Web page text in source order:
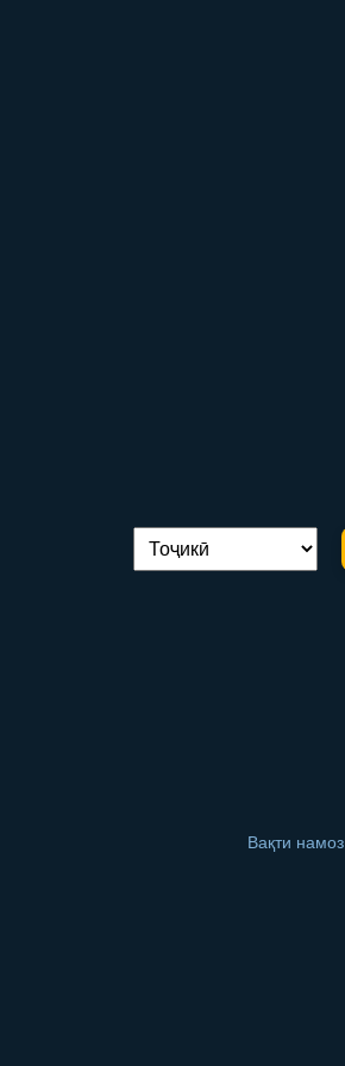
Иваз кардани забон:
Вақти намоз